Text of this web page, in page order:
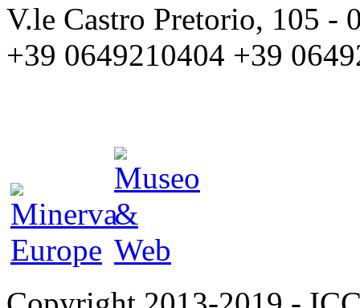
V.le Castro Pretorio, 105 -
+39 0649210404 +39